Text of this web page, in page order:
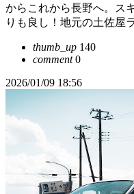
からこれから長野へ。ス
りも良し！地元の土佐屋
thumb_up 140
comment0
2026/01/09 18:56